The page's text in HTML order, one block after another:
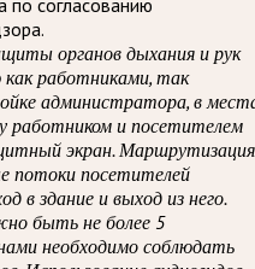
органов дыхания и рук
как работниками, так
администратора, в
работником и посетителем
экран. Маршрутизация
потоки посетителей
в здание и выход из него.
быть не более 5
необходимо соблюдать